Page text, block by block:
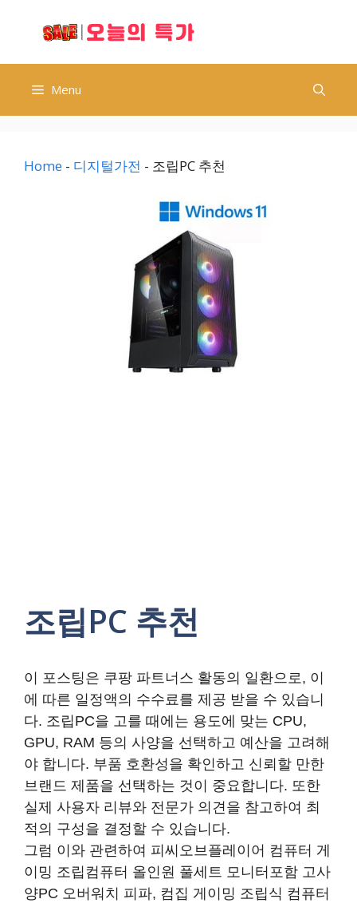
로
Menu
Home - 디지털가전 - 조립PC 추천
조립PC 추천
이 포스팅은 쿠팡 파트너스 활동의 일환으로, 이
에 따른 일정액의 수수료를 제공 받을 수 있습니
다. 조립PC을 고를 때에는 용도에 맞는 CPU,
GPU, RAM 등의 사양을 선택하고 예산을 고려해
야 합니다. 부품 호환성을 확인하고 신뢰할 만한
브랜드 제품을 선택하는 것이 중요합니다. 또한
실제 사용자 리뷰와 전문가 의견을 참고하여 최
적의 구성을 결정할 수 있습니다.
그럼 이와 관련하여 피씨오브플레이어 컴퓨터 게
이밍 조립컴퓨터 올인원 풀세트 모니터포함 고사
양PC 오버워치 피파, 컴집 게이밍 조립식 컴퓨터